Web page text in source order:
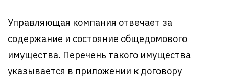
Управляющая компания отвечает за
содержание и состояние общедомового
имущества. Перечень такого имущества
указывается в приложении к договору